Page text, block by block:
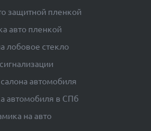
защитной пленкой
авто пленкой
лобовое стекло
автомобиля
автомобиля в СПб
на авто